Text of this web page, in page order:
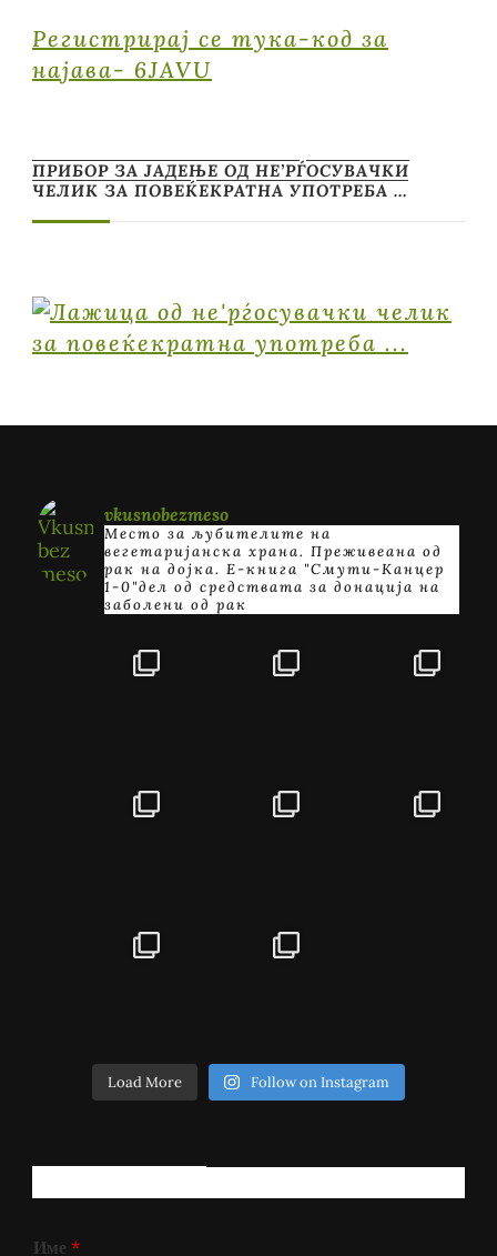
Регистрирај се тука-код за
најава- 6JAVU
ПРИБОР ЗА ЈАДЕЊЕ ОД НЕ’РЃОСУВАЧКИ
ЧЕЛИК ЗА ПОВЕЌЕКРАТНА УПОТРЕБА …
vkusnobezmeso
Место за љубителите на
вегетаријанска храна. Преживеана од
рак на дојка. E-книга "Смути-Канцер
1-0"дел од средствата за донација на
заболени од рак
Load More Follow on Instagram
Име *